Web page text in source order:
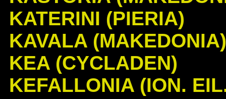
KATERINI (PIERIA)
KAVALA (MAKEDONIA)
KEA (CYCLADEN)
KEFALLONIA (ION.